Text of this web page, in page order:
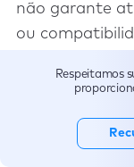
não garante
ou
Software ser
ou reembolso.
Respeitamos